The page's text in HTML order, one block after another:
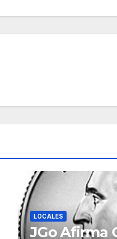
LOCALES
JGo Afirma